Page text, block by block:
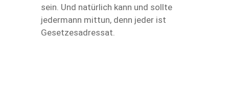
sein. Und natürlich kann und sollte
jedermann mittun, denn jeder ist
Gesetzesadressat.